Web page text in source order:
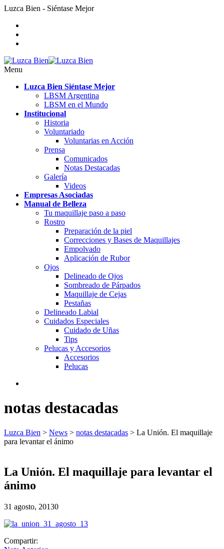
Luzca Bien - Siéntase Mejor
Menu
Luzca Bien Siéntase Mejor
LBSM Argentina
LBSM en el Mundo
Institucional
Historia
Voluntariado
Voluntarias en Acción
Prensa
Comunicados
Notas Destacadas
Galería
Videos
Empresas Asociadas
Manual de Belleza
Tu maquillaje paso a paso
Rostro
Preparación de la piel
Correcciones y Bases de Maquillajes
Empolvado
Aplicación de Rubor
Ojos
Delineado de Ojos
Sombreado de Párpados
Maquillaje de Cejas
Pestañas
Delineado Labial
Cuidados Especiales
Cuidado de Uñas
Tips
Pelucas y Accesorios
Accesorios
Pelucas
notas destacadas
Luzca Bien > News > notas destacadas > La Unión. El maquillaje
para levantar el ánimo
La Unión. El maquillaje para levantar el
ánimo
31 agosto, 20130
Compartir: